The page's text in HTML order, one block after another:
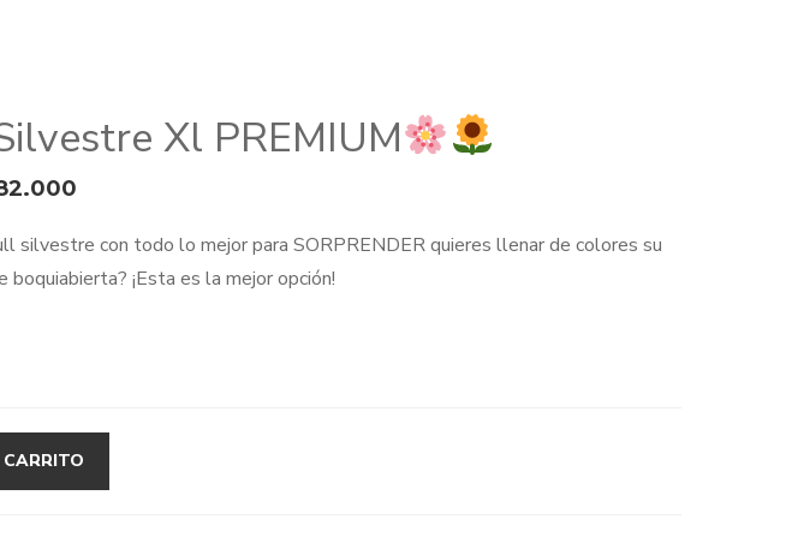
Xl PREMIUM
silvestre con todo lo mejor para SORPRENDER quieres llenar de colores su
boquiabierta? ¡Esta es la mejor opción!